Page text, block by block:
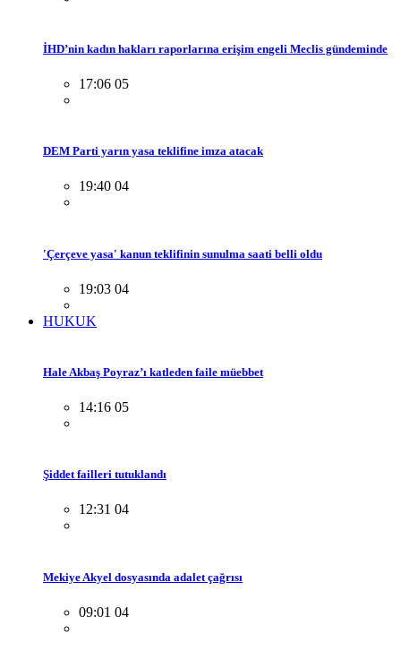
İHD’nin kadın hakları raporlarına erişim engeli Meclis gündeminde
17:06 05
DEM Parti yarın yasa teklifine imza atacak
19:40 04
'Çerçeve yasa' kanun teklifinin sunulma saati belli oldu
19:03 04
HUKUK
Hale Akbaş Poyraz’ı katleden faile müebbet
14:16 05
Şiddet failleri tutuklandı
12:31 04
Mekiye Akyel dosyasında adalet çağrısı
09:01 04